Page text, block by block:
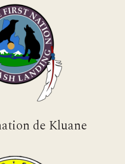
de Kluane